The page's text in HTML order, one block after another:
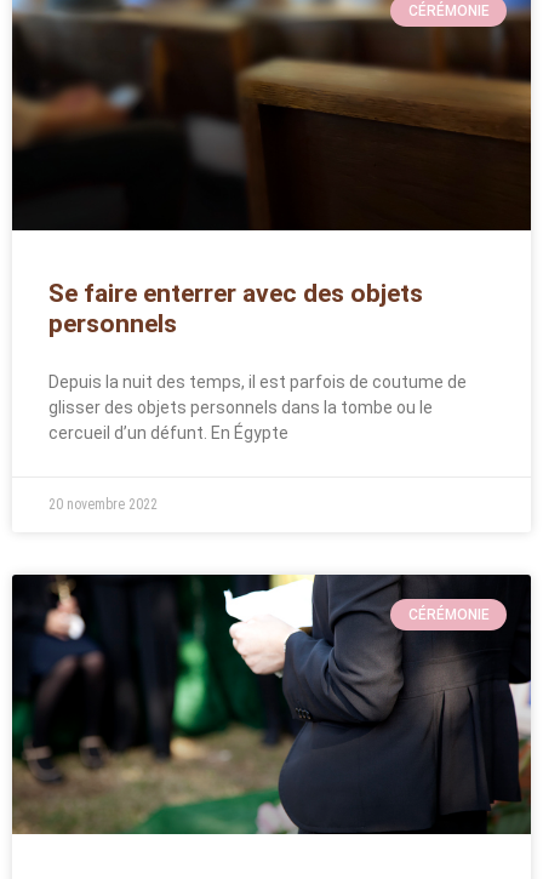
CÉRÉMONIE
Se faire enterrer avec des objets
personnels
Depuis la nuit des temps, il est parfois de coutume de
glisser des objets personnels dans la tombe ou le
cercueil d’un défunt. En Égypte
20 novembre 2022
CÉRÉMONIE